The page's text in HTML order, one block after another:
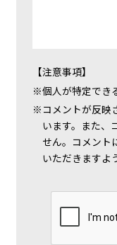
【注意事項】
個人が特定でき
コメントが反映
います。また、
せん。コメント
いただきますよ